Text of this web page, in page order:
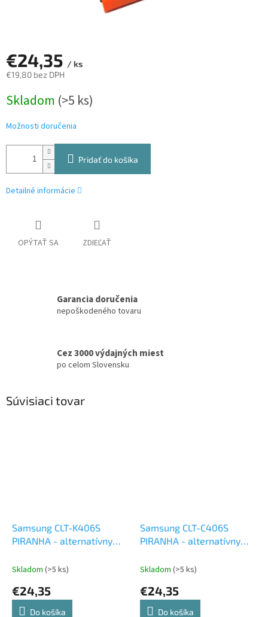
€24,35 / ks
€19,80 bez DPH
cena:
Skladom (>5 ks)
Možnosti doručenia
Pridať do košíka
Detailné informácie
OPÝTAŤ SA ZDIEĽAŤ
Garancia doručenia
nepoškodeného tovaru
Cez 3000 výdajných miest
po celom Slovensku
Súvisiaci tovar
Samsung CLT-K406S
PIRANHA - alternatívny
Skladom (>5 ks)
€24,35
Do košíka
Samsung CLT-C406S
PIRANHA - alternatívny
Skladom (>5 ks)
€24,35
Do košíka